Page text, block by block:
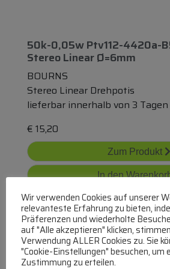
50k-0,05w Ptv112-4420a-
Stereo Linear Ø=6mm
BOURNS
Stereo Linear Drehpotis
lieferbar innerhalb von 3 Tagen
€ 15,20
Zum Produkt
In den
Wir verwenden Cookies auf unserer
relevanteste Erfahrung zu bieten,
Präferenzen und wiederholte
auf "Alle akzeptieren" klicken,
Verwendung ALLER Cookies zu. Sie
"Cookie-Einstellungen" besuchen, um
Zustimmung zu erteilen.